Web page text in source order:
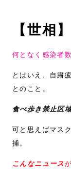
【世相】
何となく感染者
とはいえ、自粛
とのこと。
食べ歩き禁止区
可と思えばマス
捕。
こんなニュース